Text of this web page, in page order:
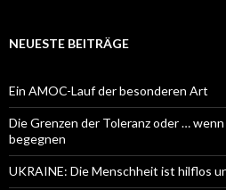
NEUESTE BEITRÄGE
Ein AMOC-Lauf der besonderen Art
Die Grenzen der Toleranz oder …
begegnen
UKRAINE: Die Menschheit ist hilflos